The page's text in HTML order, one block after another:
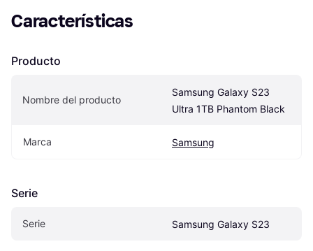
Características
Producto
Nombre del producto
Samsung Galaxy S23
Ultra 1TB Phantom Black
Marca Samsung
Serie
Serie Samsung Galaxy S23